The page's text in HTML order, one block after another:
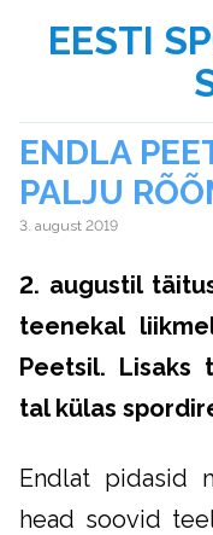
EESTI
ENDLA
PALJU
3. august 2019
2. augustil
teenekal
Peetsil. Lisaks
tal külas
Endlat pidasid
head soovid